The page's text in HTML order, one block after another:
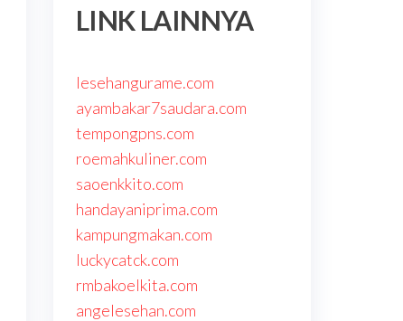
LINK LAINNYA
lesehangurame.com
ayambakar7saudara.com
tempongpns.com
roemahkuliner.com
saoenkkito.com
handayaniprima.com
kampungmakan.com
luckycatck.com
rmbakoelkita.com
angelesehan.com